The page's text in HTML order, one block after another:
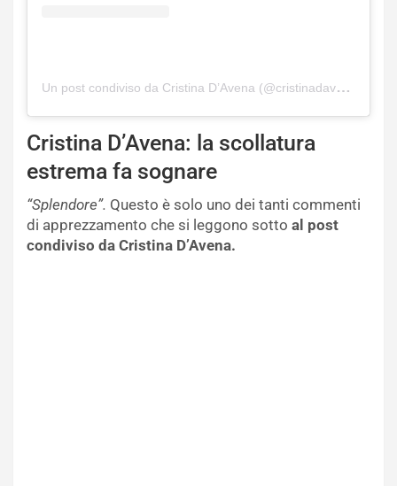
Un post condiviso da Cristina D’Avena (@cristinadavenaofficial)
Cristina D’Avena: la scollatura
estrema fa sognare
“Splendore”. Questo è solo uno dei tanti commenti
di apprezzamento che si leggono sotto al post
condiviso da Cristina D’Avena.